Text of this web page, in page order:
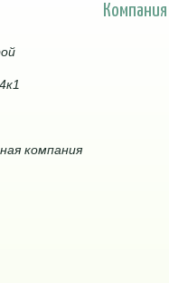
Компания
компания